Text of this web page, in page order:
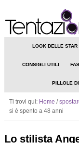
LOOK DELLE STAR
CONSIGLI UTILI
PILLOLE
Ti trovi qui: Home /
si è spento a 48 anni
Lo stilista